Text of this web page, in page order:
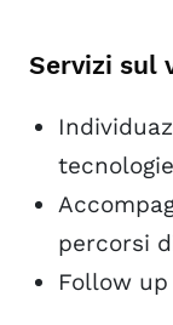
Servizi sul
percorsi
Follow